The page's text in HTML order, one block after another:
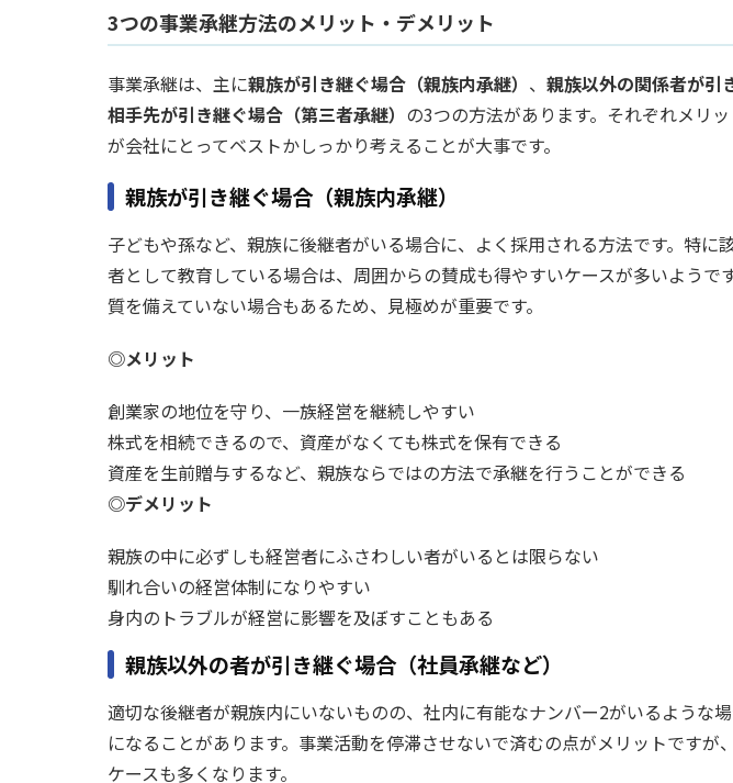
3つの事業承継方法のメリット・デメリット
事業承継は、主に親族が引き継ぐ場合（親族内承継） 、 親族以外の関係者が引
相手先が引き継ぐ場合（第三者承継） の3つの方法があります。それぞれメリ
が会社にとってベストかしっかり考えることが大事です。
親族が引き継ぐ場合（親族内承継）
子どもや孫など、親族に後継者がいる場合に、よく採用される方法です。特に
者として教育している場合は、周囲からの賛成も得やすいケースが多いようで
質を備えていない場合もあるため、見極めが重要です。
◎メリット
創業家の地位を守り、一族経営を継続しやすい
株式を相続できるので、資産がなくても株式を保有できる
資産を生前贈与するなど、親族ならではの方法で承継を行うことができる
◎デメリット
親族の中に必ずしも経営者にふさわしい者がいるとは限らない
馴れ合いの経営体制になりやすい
身内のトラブルが経営に影響を及ぼすこともある
親族以外の者が引き継ぐ場合（社員承継など）
適切な後継者が親族内にいないものの、社内に有能なナンバー2がいるような
になることがあります。事業活動を停滞させないで済むの点がメリットですが
ケースも多くなります。